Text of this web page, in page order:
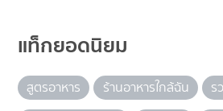
แท็กยอดนิยม
สูตรอาหาร ร้านอาหารใกล้ฉัน
ร